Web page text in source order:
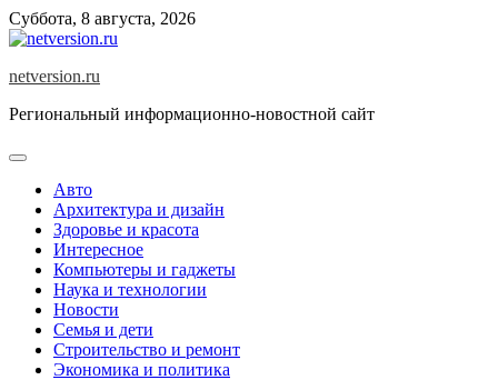
Skip
to
Суббота, 8 августа, 2026
netversion.ru
Региональный информационно-новостной сайт
Авто
Архитектура и дизайн
Здоровье и красота
Интересное
Компьютеры и гаджеты
Наука и технологии
Новости
Семья и дети
Строительство и ремонт
Экономика и политика